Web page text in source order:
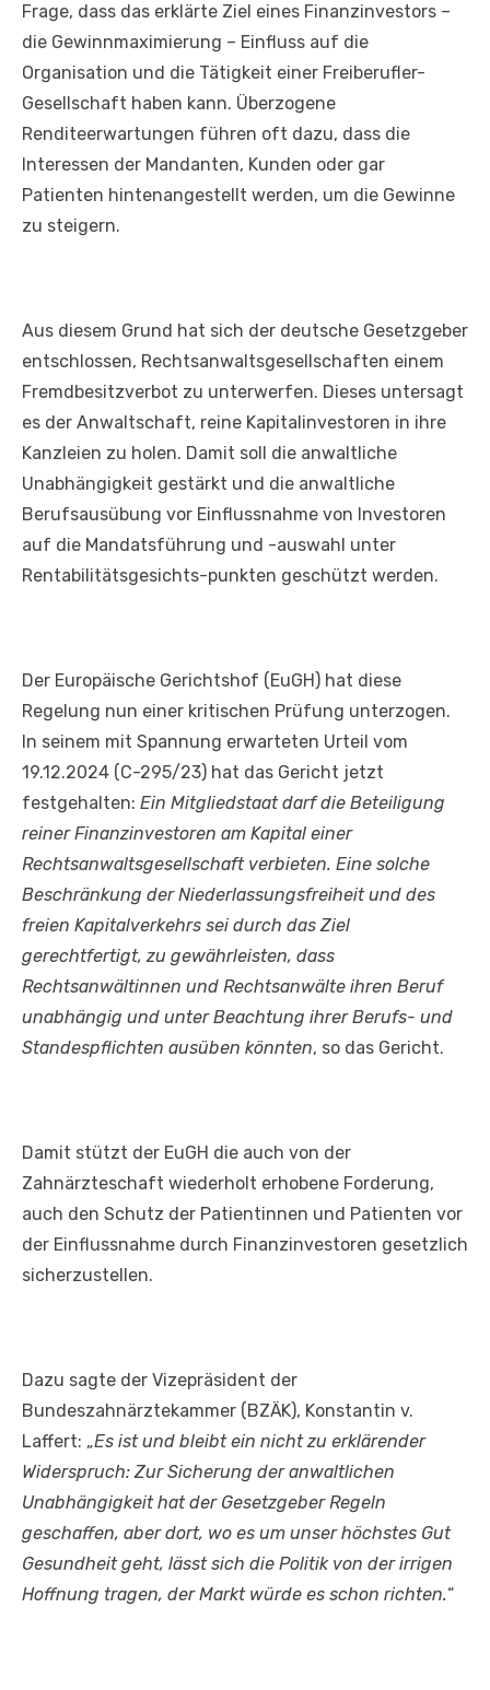
Frage, dass das erklärte Ziel eines Finanzinvestors –
die Gewinnmaximierung – Einfluss auf die
Organisation und die Tätigkeit einer Freiberufler-
Gesellschaft haben kann. Überzogene
Renditeerwartungen führen oft dazu, dass die
Interessen der Mandanten, Kunden oder gar
Patienten hintenangestellt werden, um die Gewinne
zu steigern.
Aus diesem Grund hat sich der deutsche Gesetzgeber
entschlossen, Rechtsanwaltsgesellschaften einem
Fremdbesitzverbot zu unterwerfen. Dieses untersagt
es der Anwaltschaft, reine Kapitalinvestoren in ihre
Kanzleien zu holen. Damit soll die anwaltliche
Unabhängigkeit gestärkt und die anwaltliche
Berufsausübung vor Einflussnahme von Investoren
auf die Mandatsführung und -auswahl unter
Rentabilitätsgesichts-punkten geschützt werden.
Der Europäische Gerichtshof (EuGH) hat diese
Regelung nun einer kritischen Prüfung unterzogen.
In seinem mit Spannung erwarteten Urteil vom
19.12.2024 (C-295/23) hat das Gericht jetzt
festgehalten: Ein Mitgliedstaat darf die Beteiligung
reiner Finanzinvestoren am Kapital einer
Rechtsanwaltsgesellschaft verbieten. Eine solche
Beschränkung der Niederlassungsfreiheit und des
freien Kapitalverkehrs sei durch das Ziel
gerechtfertigt, zu gewährleisten, dass
Rechtsanwältinnen und Rechtsanwälte ihren Beruf
unabhängig und unter Beachtung ihrer Berufs- und
Standespflichten ausüben könnten, so das Gericht.
Damit stützt der EuGH die auch von der
Zahnärzteschaft wiederholt erhobene Forderung,
auch den Schutz der Patientinnen und Patienten vor
der Einflussnahme durch Finanzinvestoren gesetzlich
sicherzustellen.
Dazu sagte der Vizepräsident der
Bundeszahnärztekammer (BZÄK), Konstantin v.
Laffert: „Es ist und bleibt ein nicht zu erklärender
Widerspruch: Zur Sicherung der anwaltlichen
Unabhängigkeit hat der Gesetzgeber Regeln
geschaffen, aber dort, wo es um unser höchstes Gut
Gesundheit geht, lässt sich die Politik von der irrigen
Hoffnung tragen, der Markt würde es schon richten.“